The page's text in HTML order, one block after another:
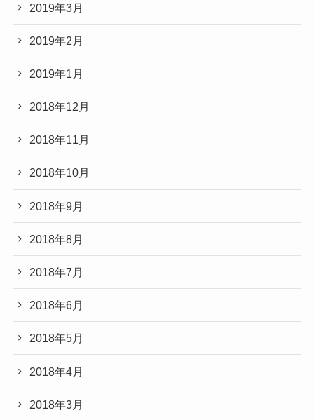
2019年3月
2019年2月
2019年1月
2018年12月
2018年11月
2018年10月
2018年9月
2018年8月
2018年7月
2018年6月
2018年5月
2018年4月
2018年3月